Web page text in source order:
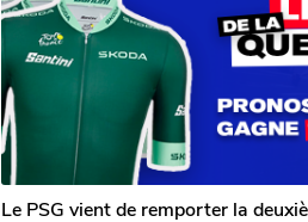
o
i
s
a
g
o
o
m
G
a
l
e
r
o
n
s
a
o
Le PSG vient de remporter la